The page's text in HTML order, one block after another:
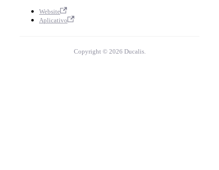
Website
Aplicativo
Copyright © 2026 Ducalis.